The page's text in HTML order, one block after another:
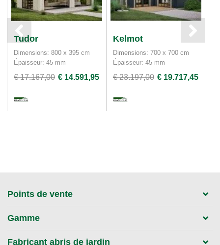
Tudor
Dimensions: 800 x 395 cm
Épaisseur: 45 mm
€ 17.167,00 € 14.591,95
Kelmot
Dimensions: 700 x 700 cm
Épaisseur: 45 mm
€ 23.197,00 € 19.717,45
Points de vente
Gamme
Fabricant abris de jardin